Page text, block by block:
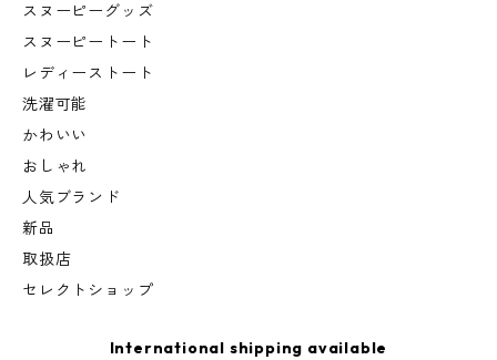
スヌーピーグッズ
スヌーピートート
レディーストート
洗濯可能
かわいい
おしゃれ
人気ブランド
新品
取扱店
セレクトショップ
International shipping available